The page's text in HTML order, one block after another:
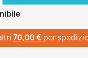
70,00 € per